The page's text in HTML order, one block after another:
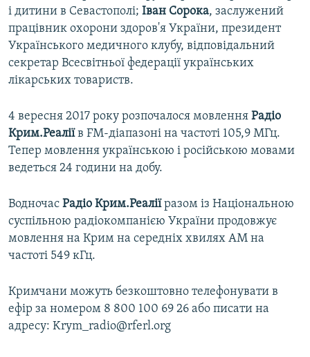
і дитини в Севастополі; Іван Сорока, заслужений
працівник охорони здоров'я України, президент
Українського медичного клубу, відповідальний
секретар Всесвітньої федерації українських
лікарських товариств.
4 вересня 2017 року розпочалося мовлення Радіо
Крим.Реаліїв FM-діапазоні на частоті 105,9 МГц.
Тепер мовлення українською і російською мовами
ведеться 24 години на добу.
Водночас Радіо Крим.Реаліїразом із Національною
суспільною радіокомпанією України продовжує
мовлення на Крим на середніх хвилях АМ на
частоті 549 кГц.
Кримчани можуть безкоштовно телефонувати в
ефір за номером 8 800 100 69 26 або писати на
адресу: Krym_radio@rferl.org